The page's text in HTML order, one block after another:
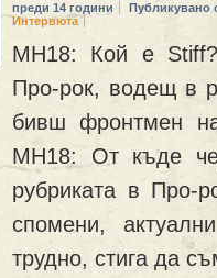
преди 14 години Публикувано
Интервюта
MH18: Кой е
Про-рок, водещ в
бивш фронтмен
MH18: От къде
рубриката в Про-
спомени,
трудно, стига да